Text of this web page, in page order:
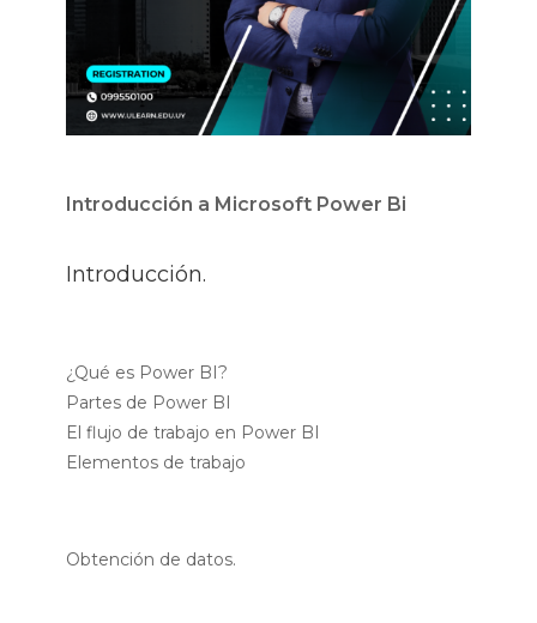
Introducción a Microsoft Power Bi
Introducción.
¿Qué es Power BI?
Partes de Power BI
El flujo de trabajo en Power BI
Elementos de trabajo
Obtención de datos.